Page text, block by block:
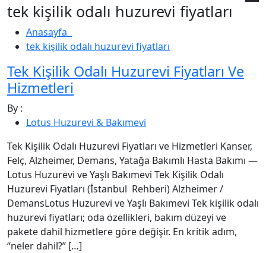
tek kişilik odalı huzurevi fiyatları
Anasayfa
tek kişilik odalı huzurevi fiyatları
Tek Kişilik Odalı Huzurevi Fiyatları Ve
Hizmetleri
By :
Lotus Huzurevi & Bakımevi
Tek Kişilik Odalı Huzurevi Fiyatları ve Hizmetleri Kanser,
Felç, Alzheimer, Demans, Yatağa Bakımlı Hasta Bakımı —
Lotus Huzurevi ve Yaşlı Bakımevi Tek Kişilik Odalı
Huzurevi Fiyatları (İstanbul Rehberi) Alzheimer /
DemansLotus Huzurevi ve Yaşlı Bakımevi Tek kişilik odalı
huzurevi fiyatları; oda özellikleri, bakım düzeyi ve
pakete dahil hizmetlere göre değişir. En kritik adım,
“neler dahil?” […]